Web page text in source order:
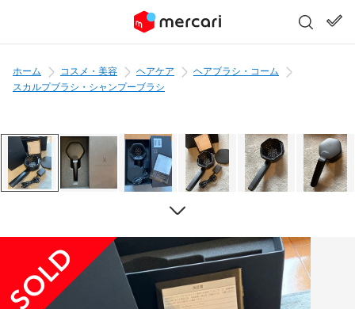
ホーム コスメ・美容 ヘアケア
ヘアブラシ・コーム
スカルプブラシ・シャンプーブラシ